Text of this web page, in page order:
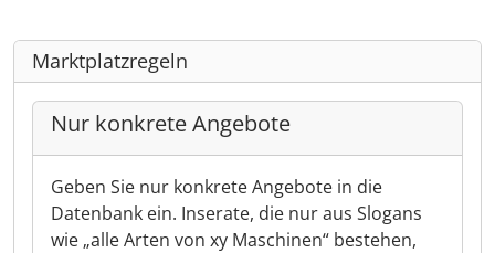
Marktplatzregeln
Nur konkrete Angebote
Geben Sie nur konkrete Angebote in die
Datenbank ein. Inserate, die nur aus Slogans
wie „alle Arten von xy Maschinen“ bestehen,